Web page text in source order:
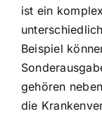
ist ein
Beispiel
gehören
die